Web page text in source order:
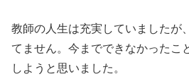
教師の人生は充実していましたが
てません。今までできなかったこ
しようと思いました。